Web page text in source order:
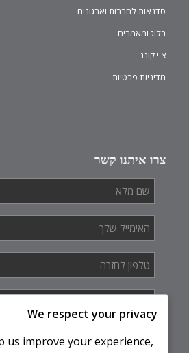
סדנאות לחברות וארגונים
בלוג ומאמרים
צ'י קונג
מדיניות פרטיות
צרו איתנו קשר
מלא *
שלך *
לחזרה *
איך
יכולים
לך?
We respect your privacy
us improve your experience,